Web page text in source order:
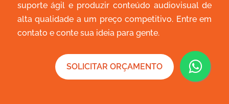
suporte ágil e produzir conteúdo audiovisual de
alta qualidade a um preço competitivo. Entre em
contato e conte sua ideia para gente.
SOLICITAR ORÇAMENTO